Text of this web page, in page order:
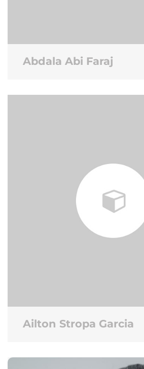
Abdala Abi Faraj
Ailton Stropa Garcia